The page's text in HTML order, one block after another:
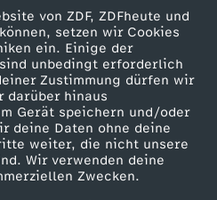
von ZDF, ZDFheute und
setzen wir Cookies
ein. Einige der
unbedingt erforderlich
Zustimmung dürfen wir
darüber hinaus
Gerät speichern und/oder
deine Daten ohne deine
weiter, die nicht unsere
Wir verwenden deine
Zwecken.
Service
ZDFmitreden
Kontakt zum ZDF
Tickets